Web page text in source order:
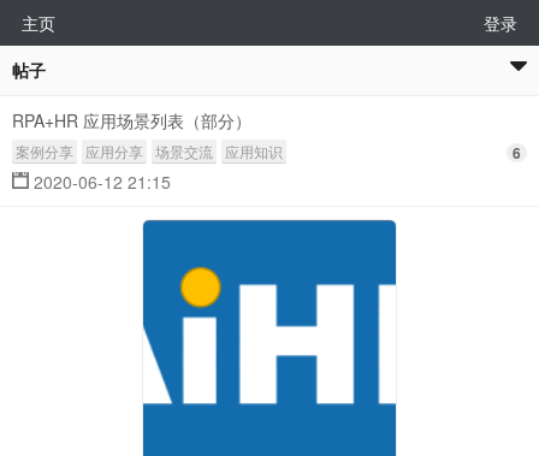
主页
登录
帖子
RPA+HR 应用场景列表（部分）
案例分享 应用分享 场景交流 应用知识
2020-06-12 21:15
6